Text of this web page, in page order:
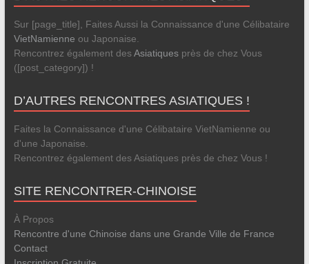
Sur [page_title], Faites Aussi la Connaissance d'une Célibataire
VietNamienne ou Japonaise.
Rencontrez également desAsiatiquesprès de chez Vous
([post_category]) !
D’AUTRES RENCONTRES ASIATIQUES !
Faites la Connaissance d'une Célibataire VietNamienne ou
d'une Japonaise.
Rencontrez également des Asiatiques près de chez Vous !
SITE RENCONTRER-CHINOISE
À Propos
Rencontre d'une Chinoise dans une Grande Ville de France
Contact